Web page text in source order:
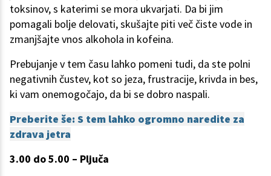
toksinov, s katerimi se mora ukvarjati. Da bi jim
pomagali bolje delovati, skušajte piti več čiste vode in
zmanjšajte vnos alkohola in kofeina.
Prebujanje v tem času lahko pomeni tudi, da ste polni
negativnih čustev, kot so jeza, frustracije, krivda in bes,
ki vam onemogočajo, da bi se dobro naspali.
Preberite še: S tem lahko ogromno naredite za
zdrava jetra
3.00 do 5.00 – Pljuča